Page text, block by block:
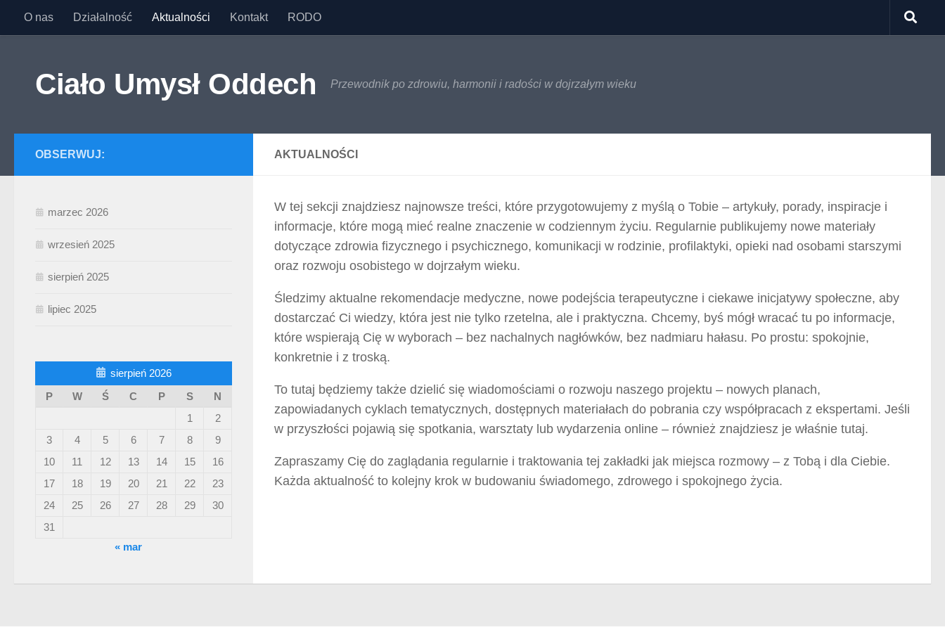
Przejdź do treści
O nas Działalność Aktualności Kontakt RODO
Ciało Umysł Oddech Przewodnik po zdrowiu, harmonii i radości w dojrzałym wieku
AKTUALNOŚCI
W tej sekcji znajdziesz najnowsze treści, które przygotowujemy z myślą o Tobie – artykuły, porady, inspiracje i
informacje, które mogą mieć realne znaczenie w codziennym życiu. Regularnie publikujemy nowe materiały
dotyczące zdrowia fizycznego i psychicznego, komunikacji w rodzinie, profilaktyki, opieki nad osobami starszymi
oraz rozwoju osobistego w dojrzałym wieku.
Śledzimy aktualne rekomendacje medyczne, nowe podejścia terapeutyczne i ciekawe inicjatywy społeczne, aby
dostarczać Ci wiedzy, która jest nie tylko rzetelna, ale i praktyczna. Chcemy, byś mógł wracać tu po informacje,
które wspierają Cię w wyborach – bez nachalnych nagłówków, bez nadmiaru hałasu. Po prostu: spokojnie,
konkretnie i z troską.
To tutaj będziemy także dzielić się wiadomościami o rozwoju naszego projektu – nowych planach,
zapowiadanych cyklach tematycznych, dostępnych materiałach do pobrania czy współpracach z ekspertami. Jeśli
w przyszłości pojawią się spotkania, warsztaty lub wydarzenia online – również znajdziesz je właśnie tutaj.
Zapraszamy Cię do zaglądania regularnie i traktowania tej zakładki jak miejsca rozmowy – z Tobą i dla Ciebie.
Każda aktualność to kolejny krok w budowaniu świadomego, zdrowego i spokojnego życia.
OBSERWUJ:
marzec 2026
wrzesień 2025
sierpień 2025
lipiec 2025
sierpień 2026
P
W Ś C P S
N
1
2
3
4 5 6 7 8
9
10
11 12 13 14 15
16
17
18 19 20 21 22
23
24
25 26 27 28 29
30
31
« mar